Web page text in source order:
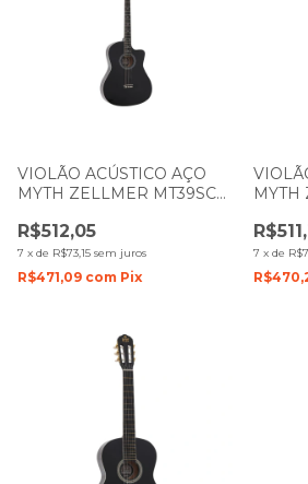
VIOLÃO ACÚSTICO AÇO
MYTH ZELLMER MT39SC
1070/ 1592
R$512,05
7 x de R$73,15 sem juros
R$471,09 com Pix
MYTH
7 x de